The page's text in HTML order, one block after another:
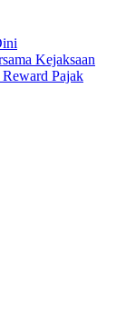
Kejaksaan
Pajak